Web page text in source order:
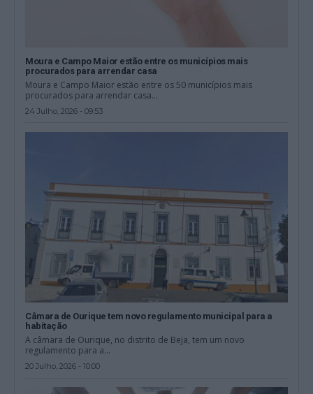
Moura e Campo Maior estão entre os municípios mais
procurados para arrendar casa
Moura e Campo Maior estão entre os 50 municípios mais
procurados para arrendar casa...
24 Julho, 2026 - 09:53
Câmara de Ourique tem novo regulamento municipal para a
habitação
A câmara de Ourique, no distrito de Beja, tem um novo
regulamento para a...
20 Julho, 2026 - 10:00